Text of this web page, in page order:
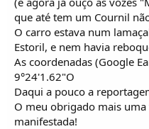
que até tem um Cournil
O carro estava num
Estoril, e nem havia
As coordenadas (Google
9°24'1.62"O
Daqui a pouco a
O meu obrigado mais
manifestada!